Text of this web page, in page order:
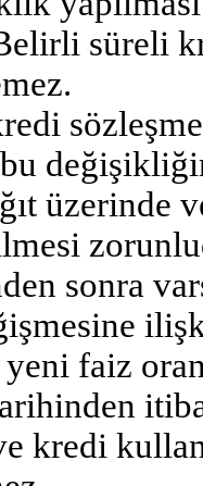
süreli
bu
üzerinde
sonra
yeni faiz
kredi